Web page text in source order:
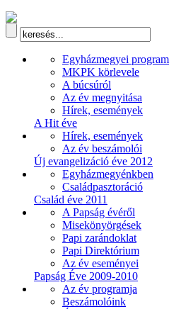
Egyházmegyei program
MKPK körlevele
A búcsúról
Az év megnyitása
Hírek, események
A Hit éve
Hírek, események
Az év beszámolói
Új evangelizáció éve 2012
Egyházmegyénkben
Családpasztoráció
Család éve 2011
A Papság évéről
Misekönyörgések
Papi zarándoklat
Papi Direktórium
Az év eseményei
Papság Éve 2009-2010
Az év programja
Beszámolóink